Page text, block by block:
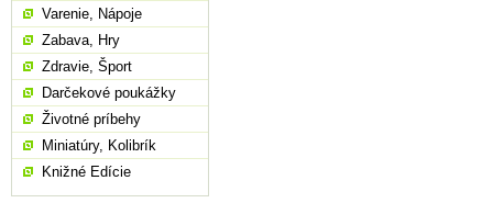
Varenie, Nápoje
Zabava, Hry
Zdravie, Šport
Darčekové poukážky
Životné príbehy
Miniatúry, Kolibrík
Knižné Edície